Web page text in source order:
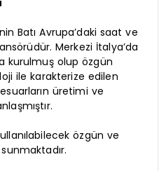
Batı Avrupa’daki saat ve
Merkezi İtalya’da
kurulmuş olup özgün
ile karakterize edilen
üretimi ve
özgün ve